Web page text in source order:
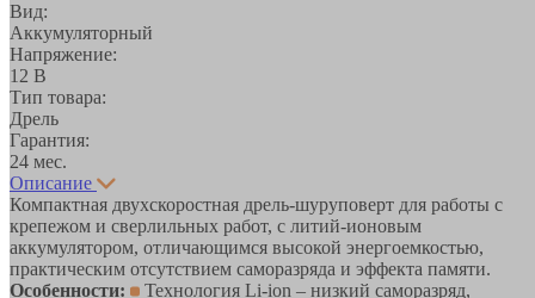
Вид:
Аккумуляторный
Напряжение:
12 В
Тип товара:
Дрель
Гарантия:
24 мес.
Описание
Компактная двухскоростная дрель-шуруповерт для работы с
крепежом и сверлильных работ, с литий-ионовым
аккумулятором, отличающимся высокой энергоемкостью,
практическим отсутствием саморазряда и эффекта памяти.
Особенности:
Технология Li-ion – низкий саморазряд,